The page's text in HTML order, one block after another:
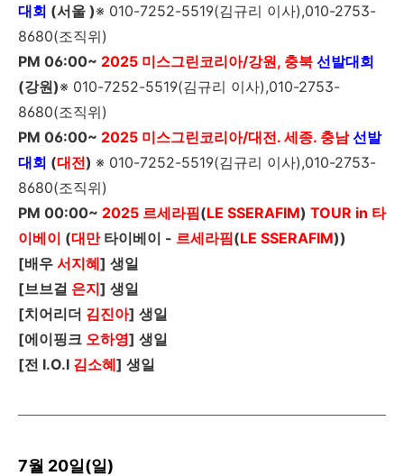
대회 (서울 )※ 010-7252-5519(김규리 이사),010-2753-
8680(조직위)
PM 06:00~ 2025 미스그린코리아/강원, 충북 선발대회
(강원)※ 010-7252-5519(김규리 이사),010-2753-
8680(조직위)
PM 06:00~ 2025 미스그린코리아/대전. 세종. 충남선발
대회 (대전) ※ 010-7252-5519(김규리 이사),010-2753-
8680(조직위)
PM 00:00~ 2025 르세라핌(LE SSERAFIM) TOUR in 타
이베이 (대만타이베이 - 르세라핌(LE SSERAFIM))
[배우 서지혜] 생일
[브브걸 은지] 생일
[치어리더 김진아] 생일
[에이핑크 오하영] 생일
[전 I.O.I 김소혜] 생일
7월 20일(일)